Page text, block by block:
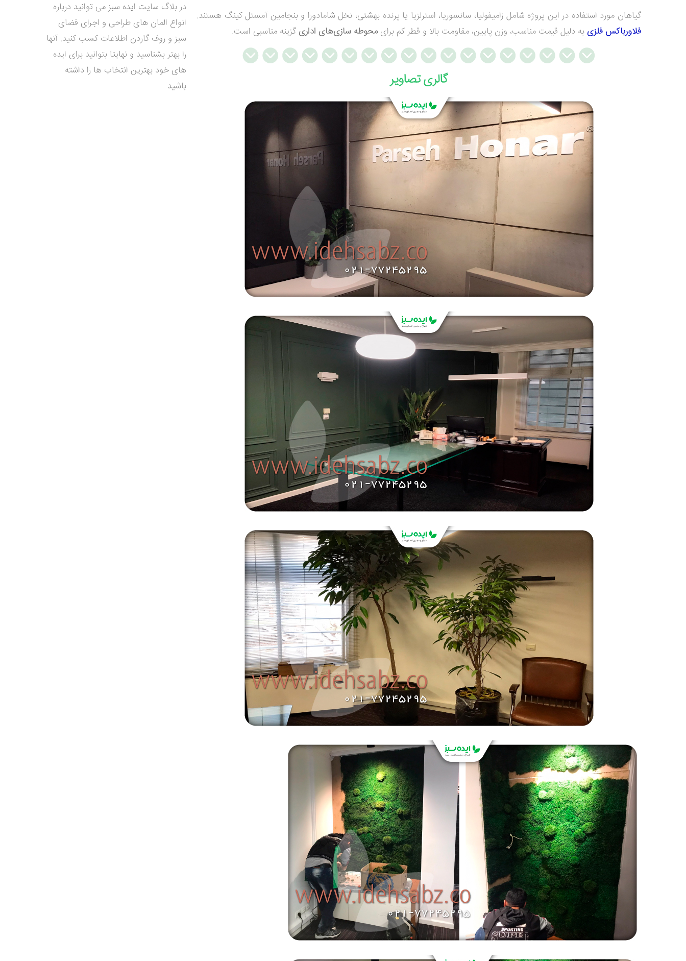
گیاهان مورد استفاده در این پروژه شامل زامیفولیا، سانسوریا، استرلزیا یا پرنده بهشتی، نخل شامادورا و بنجامین آمستل کینگ هستند.
فلاورباکس فلزیبه دلیل قیمت مناسب، وزن پایین، مقاومت بالا و قطر کم برایمحوطه سازی‌های اداری گزینه مناسبی است.
گالری تصاویر
در بلاگ سایت ایده سبز می توانید درباره
انواع المان های طراحی و اجرای فضای
سبز و روف گاردن اطلاعات کسب کنید. آنها
را بهتر بشناسید و نهایتا بتوانید برای ایده
های خود بهترین انتخاب ها را داشته
باشید